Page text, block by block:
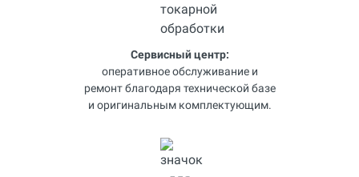
Сервисный центр:
оперативное обслуживание и
ремонт благодаря технической базе
и оригинальным комплектующим.